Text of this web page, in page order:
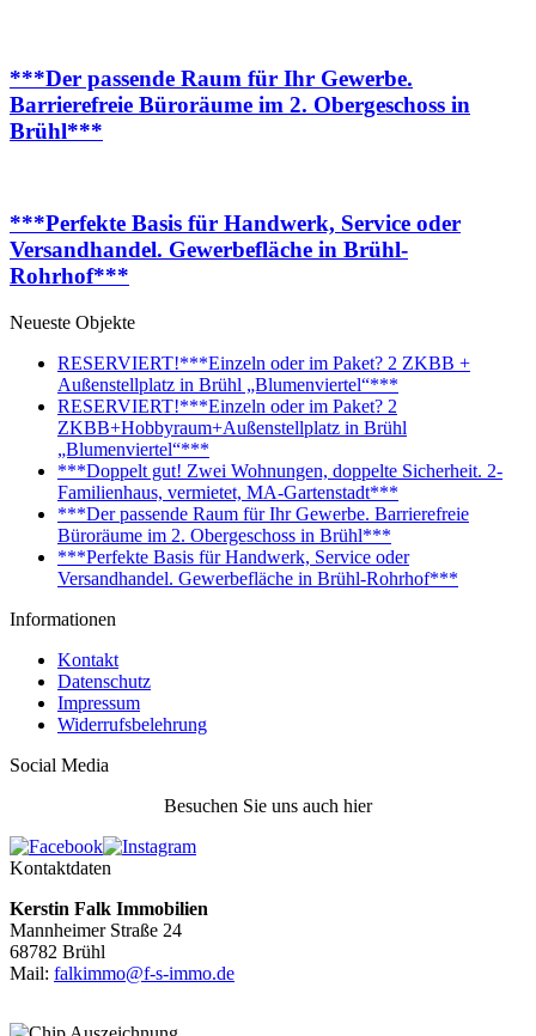
***Der passende Raum für Ihr Gewerbe.
Barrierefreie Büroräume im 2. Obergeschoss in
Brühl***
***Perfekte Basis für Handwerk, Service oder
Versandhandel. Gewerbefläche in Brühl-
Rohrhof***
Neueste Objekte
RESERVIERT!***Einzeln oder im Paket? 2 ZKBB +
Außenstellplatz in Brühl „Blumenviertel“***
RESERVIERT!***Einzeln oder im Paket? 2
ZKBB+Hobbyraum+Außenstellplatz in Brühl
„Blumenviertel“***
***Doppelt gut! Zwei Wohnungen, doppelte Sicherheit. 2-
Familienhaus, vermietet, MA-Gartenstadt***
***Der passende Raum für Ihr Gewerbe. Barrierefreie
Büroräume im 2. Obergeschoss in Brühl***
***Perfekte Basis für Handwerk, Service oder
Versandhandel. Gewerbefläche in Brühl-Rohrhof***
Informationen
Kontakt
Datenschutz
Impressum
Widerrufsbelehrung
Social Media
Besuchen Sie uns auch hier
Kontaktdaten
Kerstin Falk Immobilien
Mannheimer Straße 24
68782 Brühl
Mail: falkimmo@f-s-immo.de